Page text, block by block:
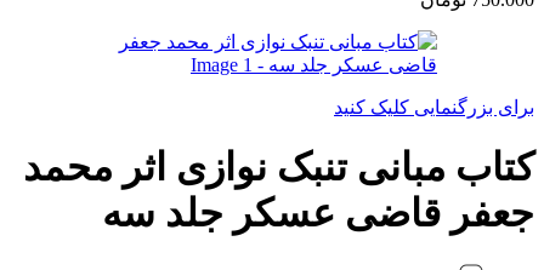
برای بزرگنمایی کلیک کنید
کتاب مبانی تنبک نوازی اثر محمد
جعفر قاضی عسکر جلد سه